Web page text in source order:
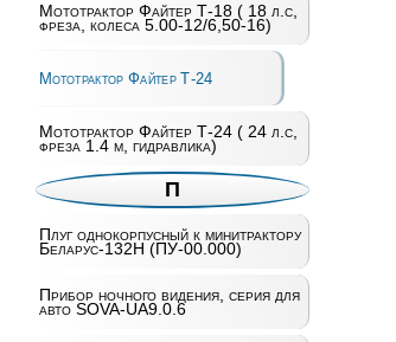
Мототрактор Файтер Т-18 ( 18 л.с,
фреза, колеса 5.00-12/6,50-16)
Мототрактор Файтер Т-24
Мототрактор Файтер Т-24 ( 24 л.с,
фреза 1.4 м, гидравлика)
П
Плуг однокорпусный к минитрактору
Беларус-132Н (ПУ-00.000)
Прибор ночного видения, серия для
авто SOVA-UA9.0.6